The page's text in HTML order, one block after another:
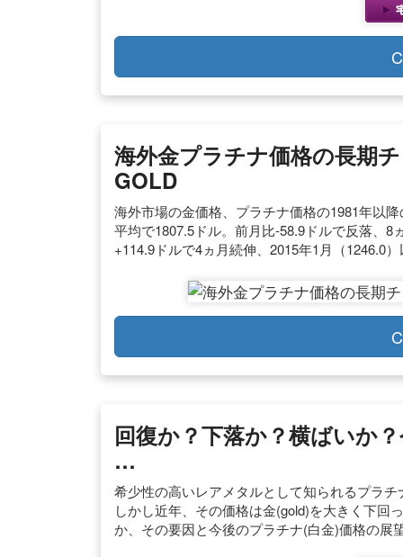
海外金プラチナ価格の長期
GOLD
海外市場の金価格、プラチナ価格の1981年以
平均で1807.5ドル。前月比-58.9ドルで反落、
+114.9ドルで4ヵ月続伸、2015年1月（1246.0
回復か？下落か？横ばいか
…
希少性の高いレアメタルとして知られるプラ
しかし近年、その価格は金(gold)を大きく下回
か、その要因と今後のプラチナ(白金)価格の展